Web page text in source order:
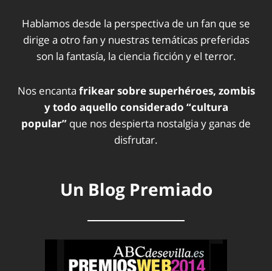
Hablamos desde la perspectiva de un fan que se
dirige a otro fan y nuestras temáticas preferidas
son la fantasía, la ciencia ficción y el terror.
Nos encanta frikear sobre superhéroes, zombis
y todo aquello considerado “cultura
popular” que nos despierta nostalgia y ganas de
disfrutar.
Un Blog Premiado